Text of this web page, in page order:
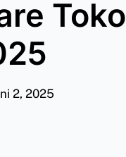
Toko
2, 2025